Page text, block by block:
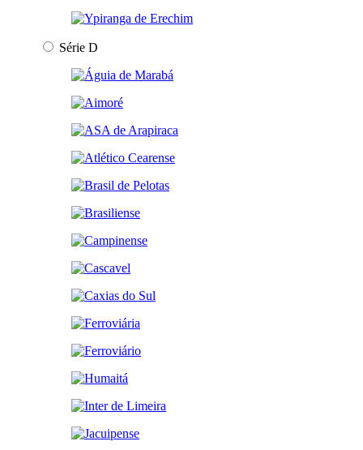
Série D